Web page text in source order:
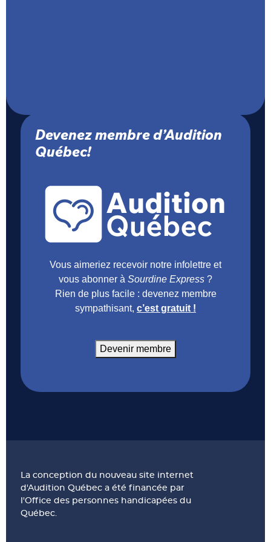
Devenez membre d’Audition
Québec!
Vous aimeriez recevoir notre infolettre et
vous abonner à Sourdine Express ?
Rien de plus facile : devenez membre
sympathisant, c’est gratuit !
Devenir membre
La conception du nouveau site internet
d'Audition Québec a été financée par
l'Office des personnes handicapées du
Québec.